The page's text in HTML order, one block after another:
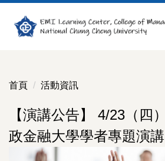
到
容
首頁 活動資訊
【演講公告】 4/23（四
政金融大學學者專題演講